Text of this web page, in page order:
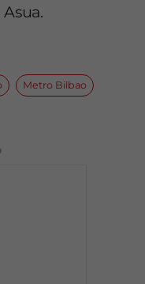
Metro Bilbao